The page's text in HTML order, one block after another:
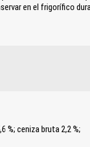
en el frigorífico
%; ceniza bruta 2,2 %;